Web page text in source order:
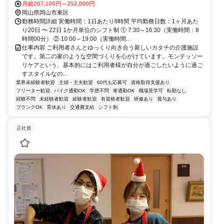
月給207,100円～252,000円
岡山県岡山市東区
勤務時間詳細 実働時間：1日あたり8時間 平均勤務日数：1ヶ月あた
り20日 〜 22日 1か月単位のシフト制 ① 7:30～16:30（実働時間：8
時間00分） ② 10:00～19:00（実働時間...
仕事内容 ご利用者さんとゆっくり向き合う新しいカタチの介護施設
です。第二の家のような空間づくりを心がけています。モンテッソー
リケアという、基本的にはご利用者様が自分が過ごしたいように過ご
すスタイルなの...
業界未経験者歓迎 主婦・主夫歓迎 60代も応募可
資格取得支援あり
フリーター歓迎
バイク通勤OK 学歴不問 車通勤OK 職場見学可
転勤なし
経験不問
未経験者歓迎 経験者歓迎 有資格者歓迎 研修あり
賞与あり
ブランクOK
育休あり 交通費支給 シフト制
正社員